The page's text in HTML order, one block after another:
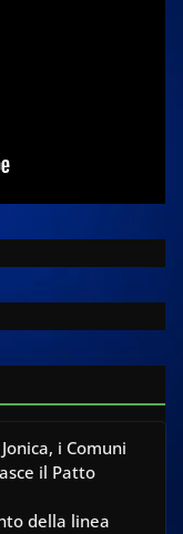
i Comuni
il Patto
della linea